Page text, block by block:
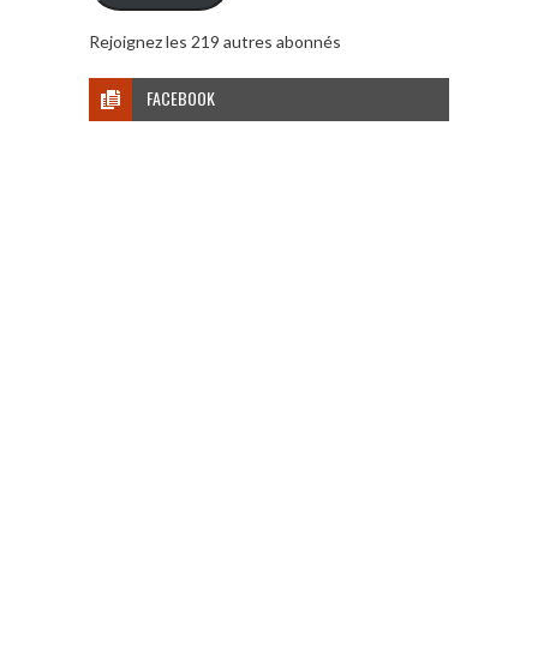
Rejoignez les 219 autres abonnés
FACEBOOK